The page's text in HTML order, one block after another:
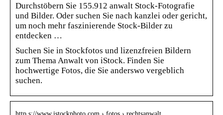
Durchstöbern Sie 155.912 anwalt Stock-Fotografie
und Bilder. Oder suchen Sie nach kanzlei oder gericht,
um noch mehr faszinierende Stock-Bilder zu
entdecken …
Suchen Sie in Stockfotos und lizenzfreien Bildern
zum Thema Anwalt von iStock. Finden Sie
hochwertige Fotos, die Sie anderswo vergeblich
suchen.